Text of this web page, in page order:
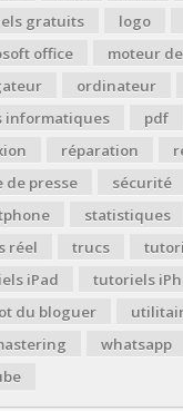
gratuits
logo
office
moteur
ordinateur
informatiques
pdf
réparation
de presse
sécurité
statistiques
réel
trucs
iPad
tutoriels
du bloguer
whatsapp